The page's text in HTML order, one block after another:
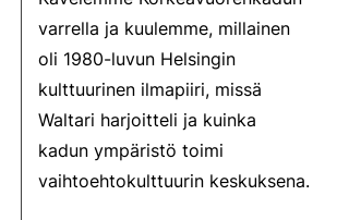
varrella ja kuulemme, millainen
oli 1980-luvun Helsingin
kulttuurinen ilmapiiri, missä
Waltari harjoitteli ja kuinka
kadun ympäristö toimi
vaihtoehtokulttuurin keskuksena.